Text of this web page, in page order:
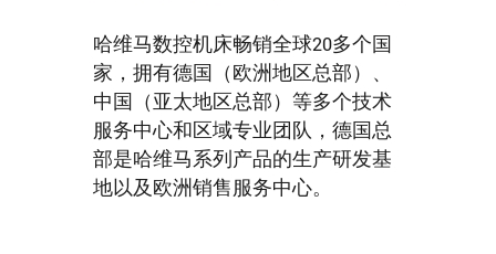
哈维马数控机床畅销全球20多个国
家，拥有德国（欧洲地区总部）、
中国（亚太地区总部）等多个技术
服务中心和区域专业团队，德国总
部是哈维马系列产品的生产研发基
地以及欧洲销售服务中心。